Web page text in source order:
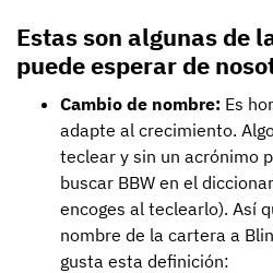
Estas son algunas de
puede esperar de
Cambio de nombre: Es
adapte al crecimiento.
teclear y sin un acrónimo
buscar BBW en el
encoges al teclearlo). Así
nombre de la cartera a
gusta esta definición: